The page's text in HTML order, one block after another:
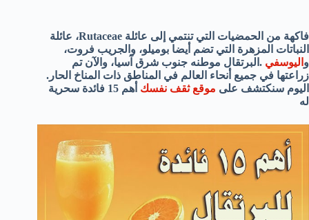
فاكهة من الحمضيات التي تنتمي إلى عائلة Rutaceae، عائلة
النباتات المزهرة التي تضم أيضا بوميلو، والجريب فروت،
و اليوسفي . البرتقال موطنه جنوب شرق آسيا، والآن تم
زراعتها في جميع أنحاء العالم في المناطق ذات المناخ الحار.
اليوم سنكتشف على موقع ثقف نفسك
أهم 15 فائدة سحرية
له